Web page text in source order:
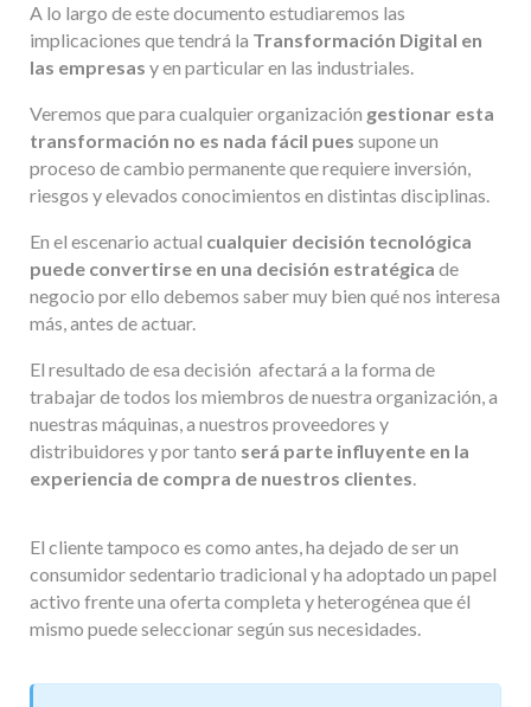
A lo largo de este documento estudiaremos las
implicaciones que tendrá la Transformación Digital en
las empresas y en particular en las industriales.
Veremos que para cualquier organización gestionar esta
transformación no es nada fácil pues supone un
proceso de cambio permanente que requiere inversión,
riesgos y elevados conocimientos en distintas disciplinas.
En el escenario actual cualquier decisión tecnológica
puede convertirse en una decisión estratégica de
negocio por ello debemos saber muy bien qué nos interesa
más, antes de actuar.
El resultado de esa decisión afectará a la forma de
trabajar de todos los miembros de nuestra organización, a
nuestras máquinas, a nuestros proveedores y
distribuidores y por tanto será parte influyente en la
experiencia de compra de nuestros clientes.
El cliente tampoco es como antes, ha dejado de ser un
consumidor sedentario tradicional y ha adoptado un papel
activo frente una oferta completa y heterogénea que él
mismo puede seleccionar según sus necesidades.